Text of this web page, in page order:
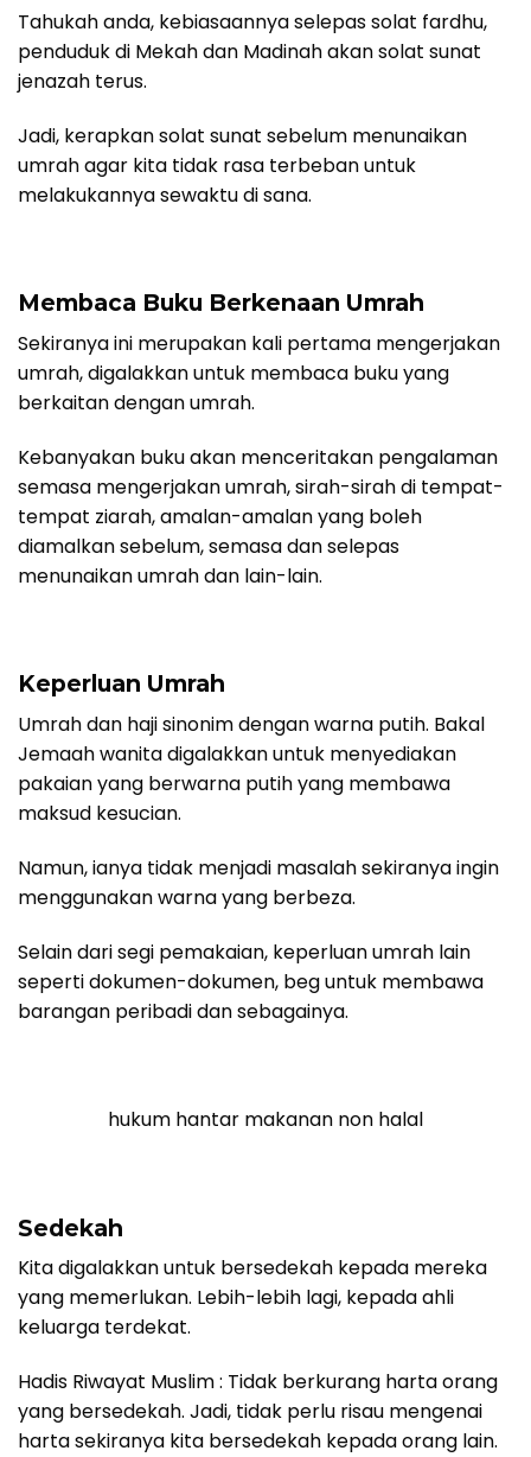
Tahukah anda, kebiasaannya selepas solat fardhu,
penduduk di Mekah dan Madinah akan solat sunat
jenazah terus.
Jadi, kerapkan solat sunat sebelum menunaikan
umrah agar kita tidak rasa terbeban untuk
melakukannya sewaktu di sana.
Membaca Buku Berkenaan Umrah
Sekiranya ini merupakan kali pertama mengerjakan
umrah, digalakkan untuk membaca buku yang
berkaitan dengan umrah.
Kebanyakan buku akan menceritakan pengalaman
semasa mengerjakan umrah, sirah-sirah di tempat-
tempat ziarah, amalan-amalan yang boleh
diamalkan sebelum, semasa dan selepas
menunaikan umrah dan lain-lain.
Keperluan Umrah
Umrah dan haji sinonim dengan warna putih. Bakal
Jemaah wanita digalakkan untuk menyediakan
pakaian yang berwarna putih yang membawa
maksud kesucian.
Namun, ianya tidak menjadi masalah sekiranya ingin
menggunakan warna yang berbeza.
Selain dari segi pemakaian, keperluan umrah lain
seperti dokumen-dokumen, beg untuk membawa
barangan peribadi dan sebagainya.
hukum hantar makanan non halal
Sedekah
Kita digalakkan untuk bersedekah kepada mereka
yang memerlukan. Lebih-lebih lagi, kepada ahli
keluarga terdekat.
Hadis Riwayat Muslim : Tidak berkurang harta orang
yang bersedekah. Jadi, tidak perlu risau mengenai
harta sekiranya kita bersedekah kepada orang lain.